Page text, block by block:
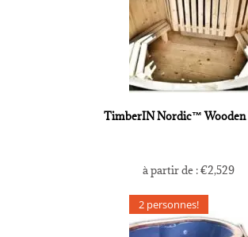
TimberIN Nordic™ Wooden
à partir de :€2,529
2 personnes!